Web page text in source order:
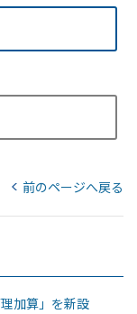
前のページへ戻る
加算」を新設